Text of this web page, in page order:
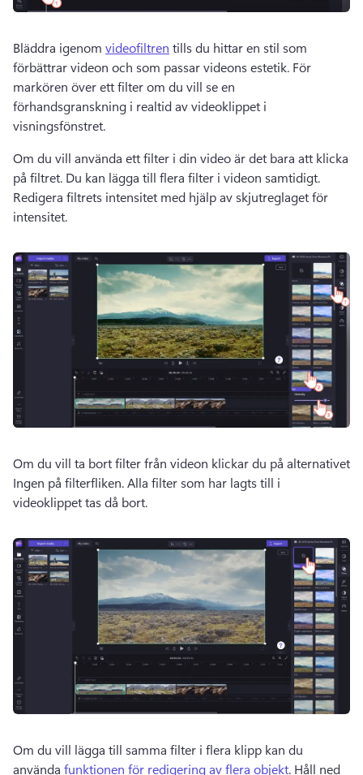
Bläddra igenom videofiltren tills du hittar en stil som
förbättrar videon och som passar videons estetik. För
markören över ett filter om du vill se en
förhandsgranskning i realtid av videoklippet i
visningsfönstret.
Om du vill använda ett filter i din video är det bara att klicka
på filtret. Du kan lägga till flera filter i videon samtidigt.
Redigera filtrets intensitet med hjälp av skjutreglaget för
intensitet.
Om du vill ta bort filter från videon klickar du på alternativet
Ingen på filterfliken. Alla filter som har lagts till i
videoklippet tas då bort.
Om du vill lägga till samma filter i flera klipp kan du
använda funktionen för redigering av flera objekt. Håll ned